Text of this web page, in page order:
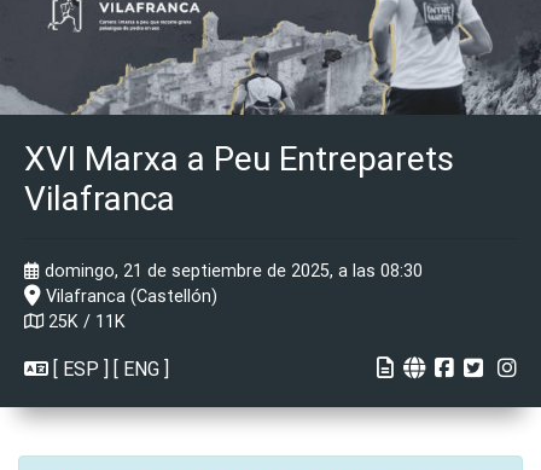
XVI Marxa a Peu Entreparets
Vilafranca
domingo, 21 de septiembre de 2025, a las 08:30
Vilafranca (Castellón)
25K / 11K
[ ESP ] [ ENG ]